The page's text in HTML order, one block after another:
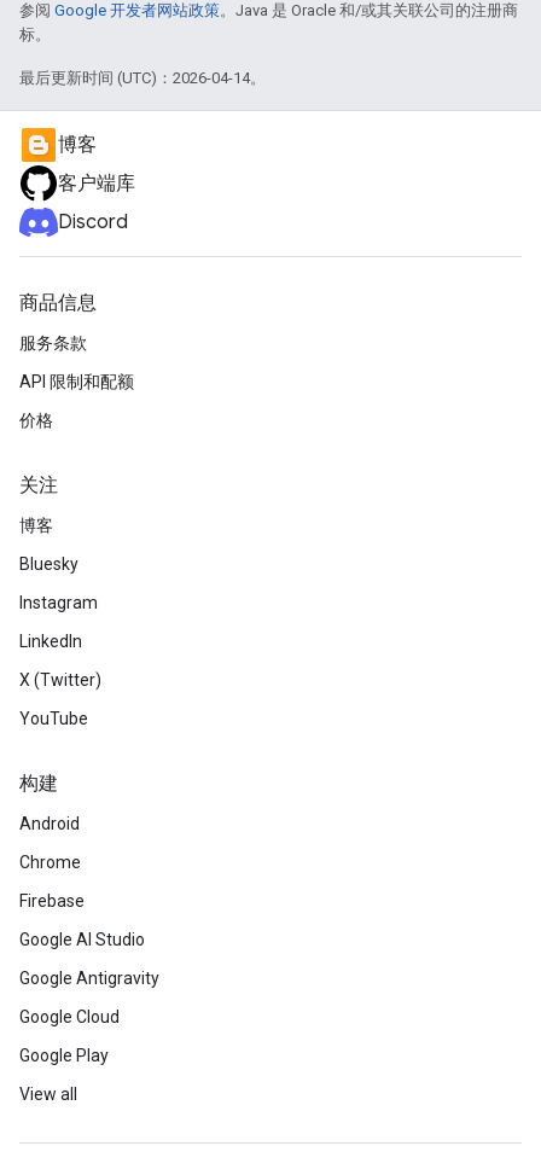
参阅 Google 开发者网站政策。Java 是 Oracle 和/或其关联公司的注册商
标。
最后更新时间 (UTC)：2026-04-14。
博客
客户端库
Discord
商品信息
服务条款
API 限制和配额
价格
关注
博客
Bluesky
Instagram
LinkedIn
X (Twitter)
YouTube
构建
Android
Chrome
Firebase
Google AI Studio
Google Antigravity
Google Cloud
Google Play
View all